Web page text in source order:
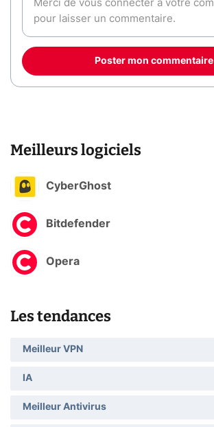
Poster mon commentaire
Meilleurs logiciels
CyberGhost
Bitdefender
Opera
Les tendances
Meilleur VPN
IA
Meilleur Antivirus